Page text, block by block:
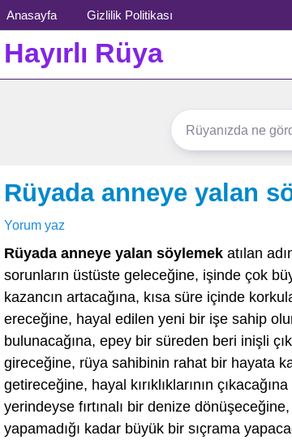
Menü
Anasayfa Gizlilik Politikası
Hayırlı Rüya
Rüyada anneye yalan
Yorum yaz
Rüyada anneye yalan söylemek atılan
sorunların üstüste geleceğine, işinde çok
kazancın artacağına, kısa süre içinde
ereceğine, hayal edilen yeni bir işe sahip
bulunacağına, epey bir süreden beri inişli
gireceğine, rüya sahibinin rahat bir hayata
getireceğine, hayal kırıklıklarının
yerindeyse fırtınalı bir denize
yapamadığı kadar büyük bir sıçrama